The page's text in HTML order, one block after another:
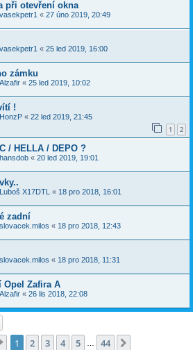
při otevření okna
vasekpetr1 « 27 úno 2019, 20:49
vasekpetr1 « 25 led 2019, 16:00
zámku
Alzafir « 25 led 2019, 10:02
!
HonzP « 22 led 2019, 21:45
1 2
/ HELLA / DEPO ?
hansdob « 20 led 2019, 19:01
Luboš X17DTL « 18 pro 2018, 16:01
zadní
slovacek.milos « 18 pro 2018, 12:43
slovacek.milos « 18 pro 2018, 11:31
Zafira A
Alzafir « 26 lis 2018, 22:08
Stránka z 44
1 2 3 4 5 44